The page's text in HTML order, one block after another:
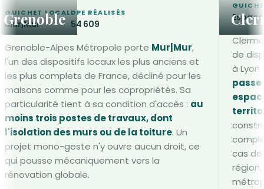
Grenoble
GUICHET LOCAL
Mur|Mur
DPE RÉALISÉS
54 609
Grenoble-Alpes Métropole porte Mur|Mur,
l'un des dispositifs locaux les plus anciens et
les plus complets de France, décliné pour les
maisons comme pour les copropriétés. Sa
particularité tient à sa condition d'accès : au
moins trois postes de travaux, dont
l'isolation des murs ou de la toiture. Un
projet mono-geste n'y ouvre aucun droit, ce
qui pousse mécaniquement vers la
rénovation globale.
de
à Lyon
passe
cas